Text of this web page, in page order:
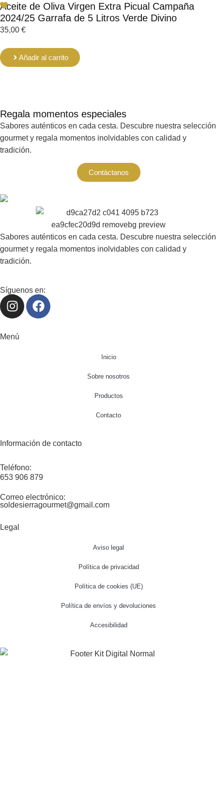
Aceite de Oliva Virgen Extra Picual Campaña
2024/25 Garrafa de 5 Litros Verde Divino
35,00 €
Añadir al carrito
Regala momentos especiales
Sabores auténticos en cada cesta. Descubre nuestra selección
gourmet y regala momentos inolvidables con calidad y
tradición.
Contáctanos
Sabores auténticos en cada cesta. Descubre nuestra selección
gourmet y regala momentos inolvidables con calidad y
tradición.
Síguenos en:
Menú
Inicio
Sobre nosotros
Productos
Contacto
Información de contacto
Teléfono:
653 906 879
Correo electrónico:
soldesierragourmet@gmail.com
Legal
Aviso legal
Política de privacidad
Política de cookies (UE)
Política de envíos y devoluciones
Accesibilidad